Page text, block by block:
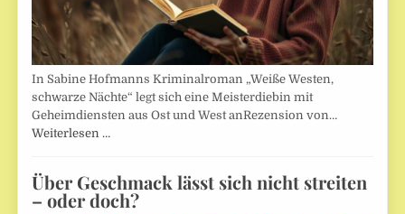
In Sabine Hofmanns Kriminalroman „Weiße Westen,
schwarze Nächte“ legt sich eine Meisterdiebin mit
Geheimdiensten aus Ost und West anRezension von…
Weiterlesen …
Über Geschmack lässt sich nicht streiten
– oder doch?